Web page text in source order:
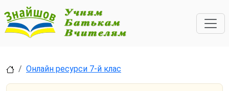
Онлайн ресурси 7-й клас